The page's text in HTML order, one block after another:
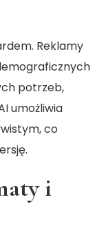
Reklamy
potrzeb,
umożliwia
co
i